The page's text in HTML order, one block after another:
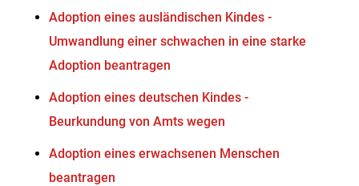
Adoption eines ausländischen Kindes -
Umwandlung einer schwachen in eine starke
Adoption beantragen
Adoption eines deutschen Kindes -
Beurkundung von Amts wegen
Adoption eines erwachsenen Menschen
beantragen